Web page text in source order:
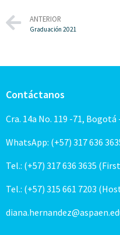
ANTERIOR
Graduación 2021
Contáctanos
Cra. 14a No. 119 -71,
WhatsApp: (+57) 317 636
Tel.: (+57) 317 636 3635
Tel.: (+57) 315 661 7203